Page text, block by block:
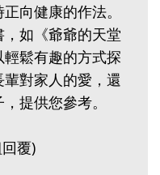
向健康的作法。
如《爺爺的天堂
鬆有趣的方式探
對家人的愛，還
提供您參考。
覆)